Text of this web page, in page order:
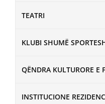
TEATRI
KLUBI SHUMË
QËNDRA KULTURORE E
INSTITUCIONE